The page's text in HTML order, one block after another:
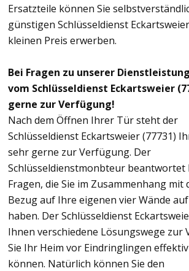
Ersatzteile können Sie
günstigen Schlüsseldienst
kleinen Preis erwerben.
Bei Fragen zu unserer
vom Schlüsseldienst Eckartsweier
gerne zur Verfügung!
Nach dem Öffnen Ihrer Tür steht der
Schlüsseldienst Eckartsweier (77731)
sehr gerne zur Verfügung. Der
Schlüsseldienstmonbteur beantwortet
Fragen, die Sie im Zusammenhang mit
Bezug auf Ihre eigenen vier Wände
haben. Der Schlüsseldienst
Ihnen verschiedene Lösungswege zur
Sie Ihr Heim vor Eindringlingen
können. Natürlich können Sie den